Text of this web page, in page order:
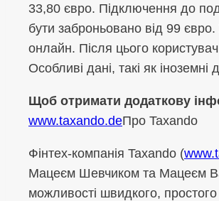
33,80 євро. Підключення до
бути заброньовано від 99 євро.
онлайн. Після цього
Особливі дані, такі як
Щоб отримати додаткову
www.taxando.deПро Taxando
Фінтех-компанія Taxando (
Мацеєм Шевчиком та Мацеєм
можливості швидкого,